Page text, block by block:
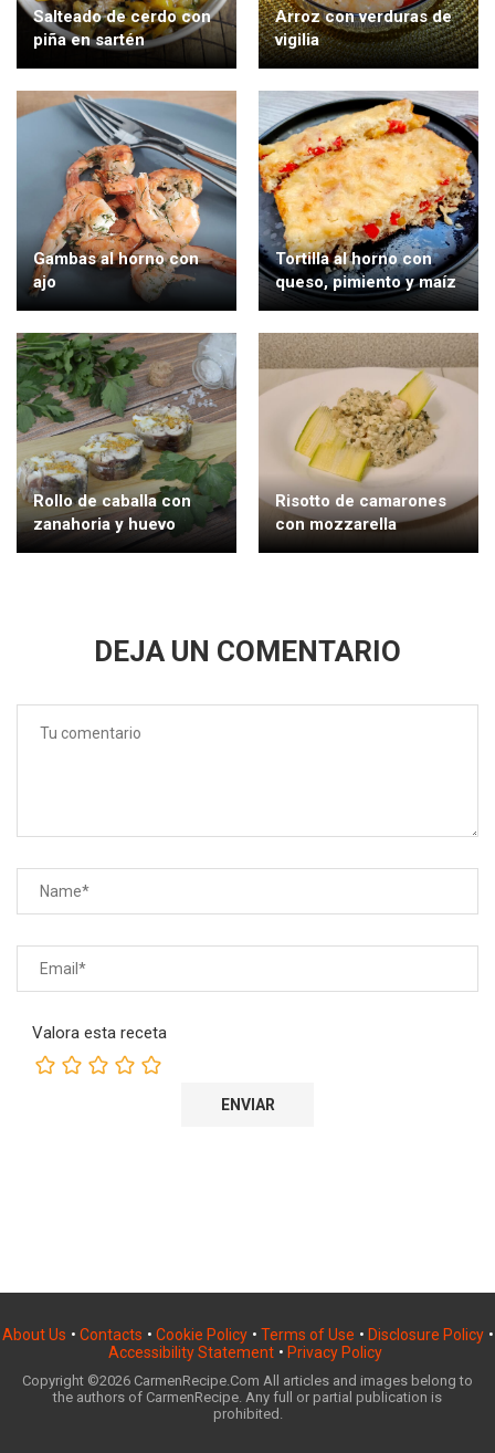
Salteado de cerdo con
piña en sartén
Arroz con verduras de
vigilia
Gambas al horno con
ajo
Tortilla al horno con
queso, pimiento y maíz
Rollo de caballa con
zanahoria y huevo
Risotto de camarones
con mozzarella
DEJA UN COMENTARIO
Valora esta receta
About Us • Contacts • Cookie Policy • Terms of Use • Disclosure Policy •
Accessibility Statement • Privacy Policy
Copyright ©2026 CarmenRecipe.Com All articles and images belong to
the authors of CarmenRecipe. Any full or partial publication is
prohibited.